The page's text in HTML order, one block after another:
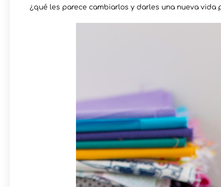
¿qué les parece cambiarlos y darles una nueva vida